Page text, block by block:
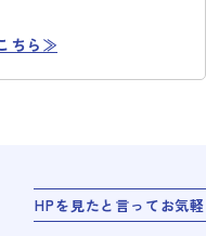
ちら≫
HPを見たと言ってお気